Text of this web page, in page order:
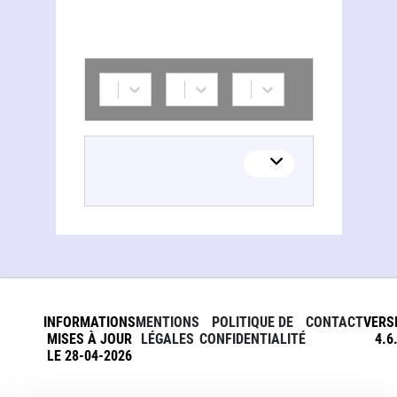
INFORMATIONS
MISES À JOUR
LE 28-04-2026
MENTIONS
LÉGALES
POLITIQUE DE
CONFIDENTIALITÉ
CONTACT